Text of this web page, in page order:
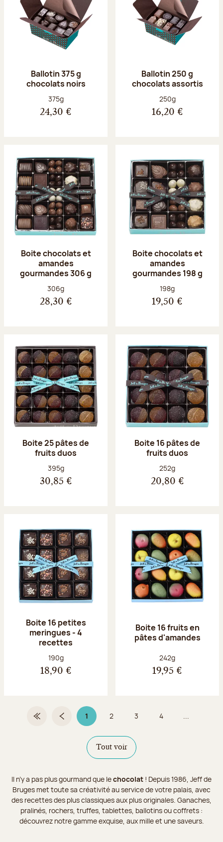
Ballotin 375 g
chocolats noirs
Poids net :
375g
24,30 €
Ballotin 250 g
chocolats assortis
Poids net :
250g
16,20 €
Boite chocolats et
amandes
gourmandes 306 g
Poids net :
306g
28,30 €
Boite chocolats et
amandes
gourmandes 198 g
Poids net :
198g
19,50 €
Boite 25 pâtes de
fruits duos
Poids net :
395g
30,85 €
Boite 16 pâtes de
fruits duos
Poids net :
252g
20,80 €
Boite 16 petites
meringues - 4
recettes
Poids net :
190g
18,90 €
Boite 16 fruits en
pâtes d'amandes
Poids net :
242g
19,95 €
Première pagePage précédente
1Page 1 sur 9
Page
2 Page
3 Page
4 ...
Tout voir
Il n’y a pas plus gourmand que lechocolat ! Depuis 1986, Jeff de
Bruges met toute sa créativité au service de votre palais, avec
des recettes des plus classiques aux plus originales. Ganaches,
pralinés, rochers, truffes, tablettes, ballotins ou coffrets :
découvrez notre gamme exquise, aux mille et une saveurs.